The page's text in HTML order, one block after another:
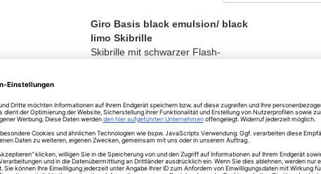
Giro Basis black emulsion/ black
limo Skibrille
Skibrille mit schwarzer Flash-
( inkl. MwSt., zzgl.Versandkosten)
Mehr Informationen